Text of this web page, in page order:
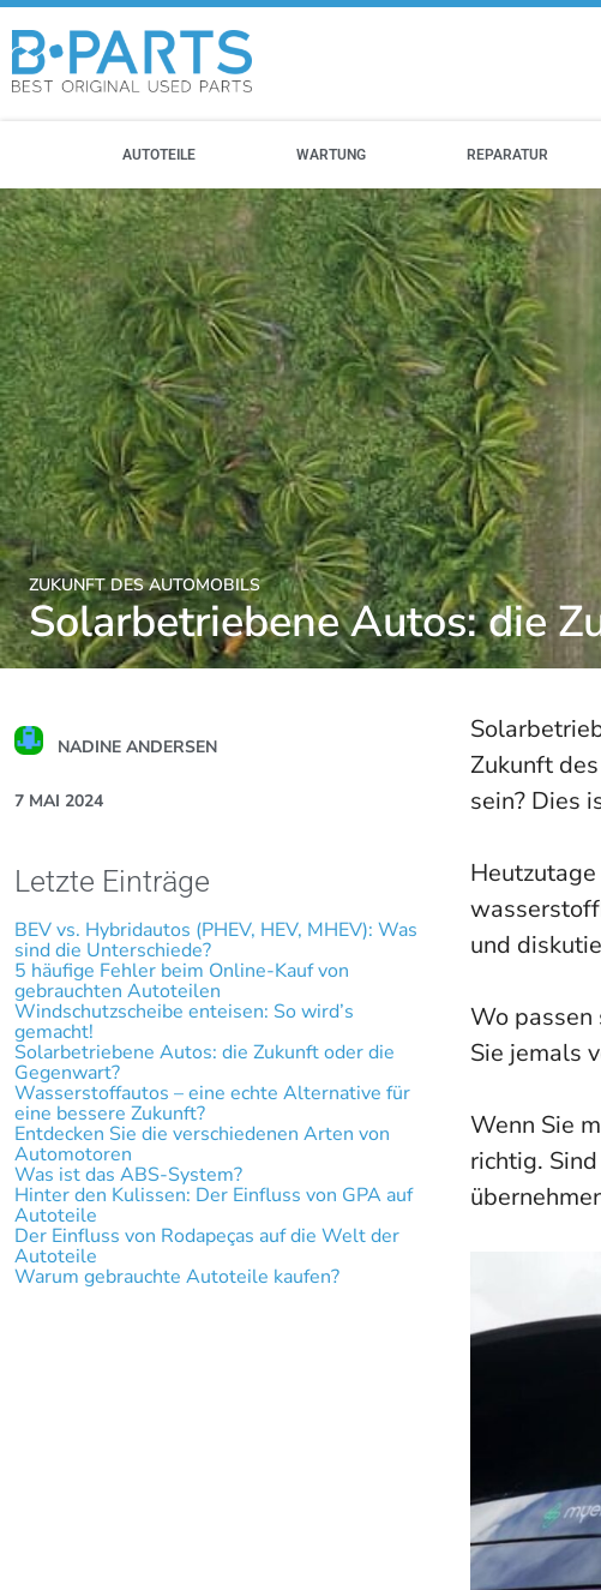
AUTOTEILE WARTUNG REPARATUR
ZUKUNFT DES AUTOMOBILS
Solarbetriebene Autos: die
NADINE ANDERSEN
7 MAI 2024
Letzte Einträge
BEV vs. Hybridautos (PHEV, HEV, MHEV): Was
sind die Unterschiede?
5 häufige Fehler beim Online-Kauf von
gebrauchten Autoteilen
Windschutzscheibe enteisen: So wird’s
gemacht!
Solarbetriebene Autos: die Zukunft oder die
Gegenwart?
Wasserstoffautos – eine echte Alternative für
eine bessere Zukunft?
Entdecken Sie die verschiedenen Arten von
Automotoren
Was ist das ABS-System?
Hinter den Kulissen: Der Einfluss von GPA auf
Autoteile
Der Einfluss von Rodapeças auf die Welt der
Autoteile
Warum gebrauchte Autoteile kaufen?
Zukunft
sein? Dies
und
Wo passen
Sie jemals
Wenn Sie
richtig.